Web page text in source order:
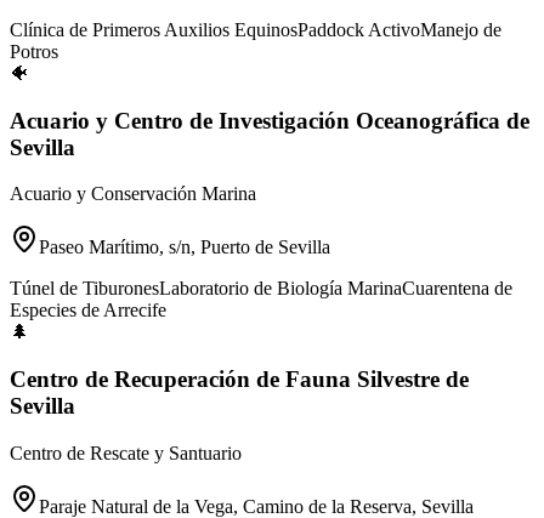
Clínica de Primeros Auxilios EquinosPaddock ActivoManejo de
Potros
🐠
Acuario y Centro de Investigación Oceanográfica de
Sevilla
Acuario y Conservación Marina
Paseo Marítimo, s/n, Puerto de Sevilla
Túnel de TiburonesLaboratorio de Biología MarinaCuarentena de
Especies de Arrecife
🌲
Centro de Recuperación de Fauna Silvestre de
Sevilla
Centro de Rescate y Santuario
Paraje Natural de la Vega, Camino de la Reserva, Sevilla